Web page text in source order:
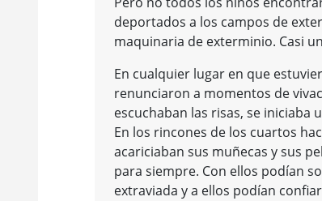
deportados a los campos de
maquinaria de exterminio. Casi
En cualquier lugar en que
renunciaron a momentos de
escuchaban las risas, se
En los rincones de los cuartos
acariciaban sus muñecas y sus
para siempre. Con ellos podían
extraviada y a ellos podían